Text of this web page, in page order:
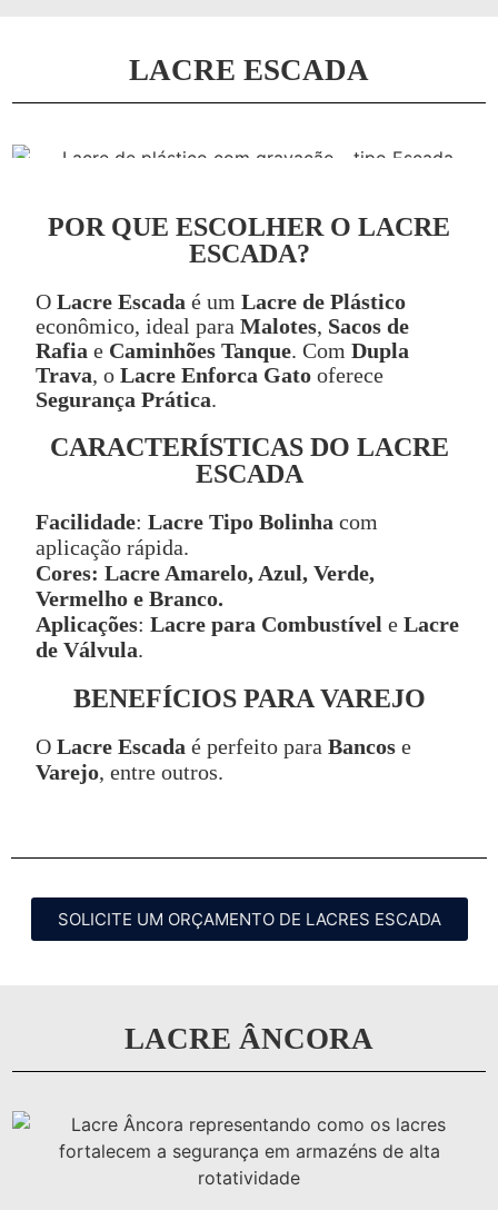
LACRE ESCADA
POR QUE ESCOLHER O LACRE
ESCADA?
O Lacre Escada é um Lacre de Plástico
econômico, ideal para Malotes, Sacos de
Rafia e Caminhões Tanque. Com Dupla
Trava, o Lacre Enforca Gato oferece
Segurança Prática.
CARACTERÍSTICAS DO LACRE
ESCADA
Facilidade: Lacre Tipo Bolinha com
aplicação rápida.
Cores: Lacre Amarelo, Azul, Verde,
Vermelho e Branco.
Aplicações: Lacre para Combustível e Lacre
de Válvula.
BENEFÍCIOS PARA VAREJO
O Lacre Escada é perfeito para Bancos e
Varejo, entre outros.
SOLICITE UM ORÇAMENTO DE LACRES ESCADA
LACRE ÂNCORA